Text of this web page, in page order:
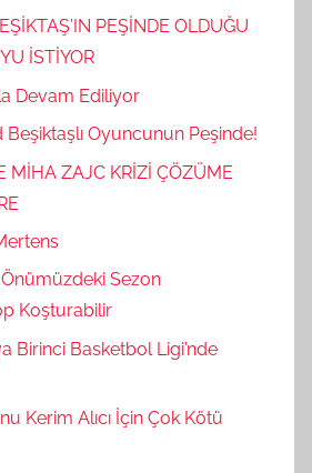
PEŞİNDE OLDUĞU
İSTİYOR
Devam Ediliyor
Oyuncunun Peşinde!
MİHA ZAJC KRİZİ ÇÖZÜME
Sezon
Koşturabilir
Birinci Basketbol Ligi’nde
Kerim Alıcı İçin Çok Kötü